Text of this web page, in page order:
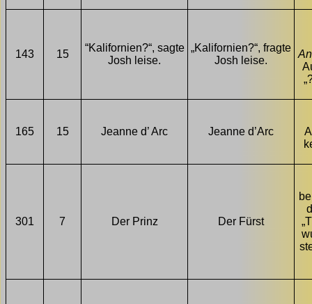
143 15
“Kalifornien?“, sagte
Josh leise.
„Kalifornien?“, fragte
Josh leise.
165 15 Jeanne d’ Arc Jeanne d’Arc
301 7 Der Prinz Der Fürst